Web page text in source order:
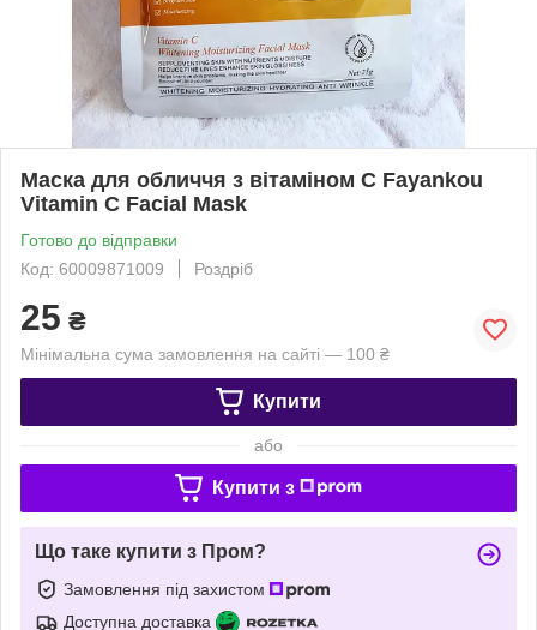
Маска для обличчя з вітаміном С Fayankou
Vitamin C Facial Mask
Готово до відправки
Код: 60009871009
Роздріб
25 ₴
Мінімальна сума замовлення на сайті — 100 ₴
Купити
або
Купити з
Що таке купити з Пром?
Замовлення під захистом
Доступна доставка